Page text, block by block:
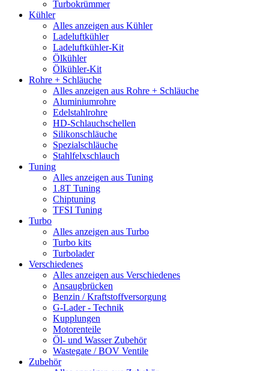
Turbokrümmer
Kühler
Alles anzeigen aus Kühler
Ladeluftkühler
Ladeluftkühler-Kit
Ölkühler
Ölkühler-Kit
Rohre + Schläuche
Alles anzeigen aus Rohre + Schläuche
Aluminiumrohre
Edelstahlrohre
HD-Schlauchschellen
Silikonschläuche
Spezialschläuche
Stahlfelxschlauch
Tuning
Alles anzeigen aus Tuning
1.8T Tuning
Chiptuning
TFSI Tuning
Turbo
Alles anzeigen aus Turbo
Turbo kits
Turbolader
Verschiedenes
Alles anzeigen aus Verschiedenes
Ansaugbrücken
Benzin / Kraftstoffversorgung
G-Lader - Technik
Kupplungen
Motorenteile
Öl- und Wasser Zubehör
Wastegate / BOV Ventile
Zubehör